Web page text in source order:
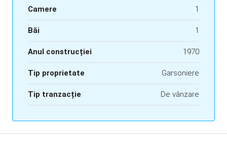
Camere 1
Băi 1
Anul construcției 1970
Tip proprietate Garsoniere
Tip tranzacție De vânzare